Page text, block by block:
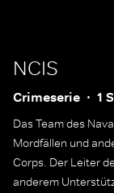
NCIS
Crimeserie 1
Das Team des
Mordfällen und
Corps. Der Leiter
anderem